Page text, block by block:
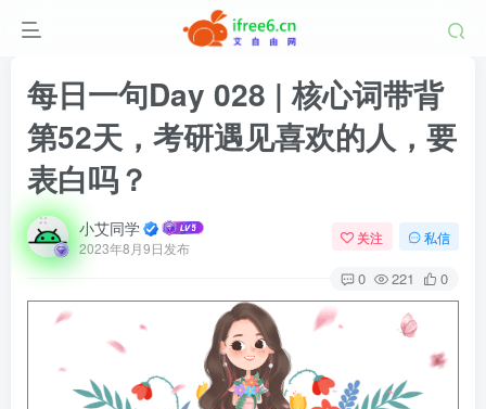
每日一句Day 028 | 核心词带背
第52天，考研遇见喜欢的人，要
表白吗？
小艾同学
2023年8月9日发布
关注 私信
0 221 0